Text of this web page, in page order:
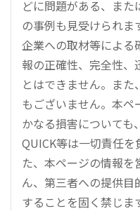
どに問題がある、ま
の事例も見受けられま
企業への取材等による
報の正確性、完全性、
とはできません。ま
もございません。本ペ
かなる損害についても
QUICK等は一切責任
た、本ページの情報
ん、第三者への提供
することを固く禁じま